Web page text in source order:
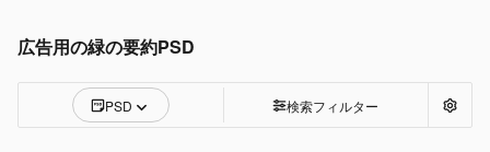
広告用の緑の要約PSD
PSD 検索フィルター